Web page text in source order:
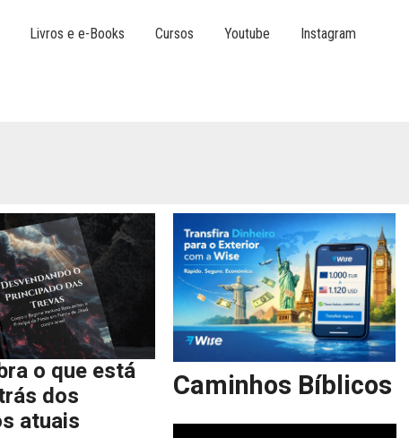
Livros e e-Books Cursos Youtube Instagram
o que está
dos
atuais
Caminhos Bíblicos